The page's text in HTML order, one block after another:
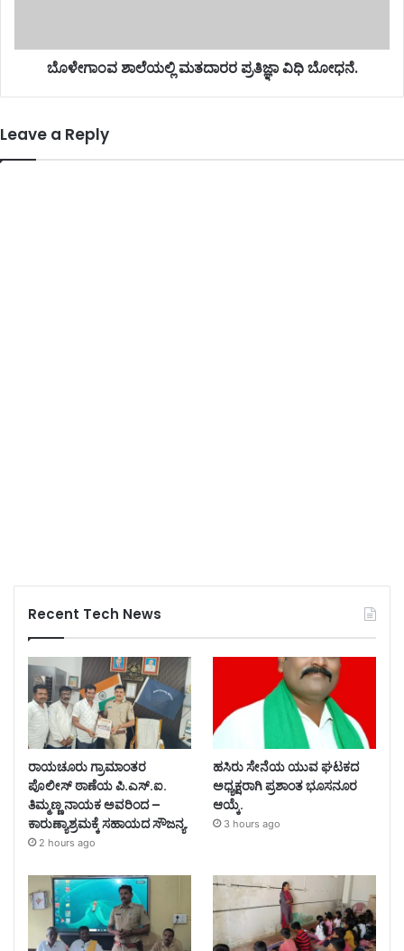
ಬೊಳೇಗಾಂವ ಶಾಲೆಯಲ್ಲಿ ಮತದಾರರ ಪ್ರತಿಜ್ಞಾ ವಿಧಿ ಬೋಧನೆ.
Leave a Reply
Recent Tech News
ರಾಯಚೂರು ಗ್ರಾಮಾಂತರ
ಪೊಲೀಸ್ ಠಾಣೆಯ ಪಿ.ಎಸ್.ಐ.
ತಿಮ್ಮಣ್ಣ ನಾಯಕ ಅವರಿಂದ –
ಕಾರುಣ್ಯಾಶ್ರಮಕ್ಕೆ ಸಹಾಯದ ಸೌಜನ್ಯ.
2 hours ago
ಹಸಿರು ಸೇನೆಯ ಯುವ ಘಟಕದ
ಅಧ್ಯಕ್ಷರಾಗಿ ಪ್ರಶಾಂತ ಭೂಸನೂರ
ಆಯ್ಕೆ.
3 hours ago